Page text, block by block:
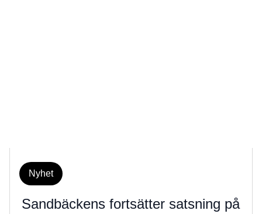
Nyhet
Sandbäckens fortsätter satsning på